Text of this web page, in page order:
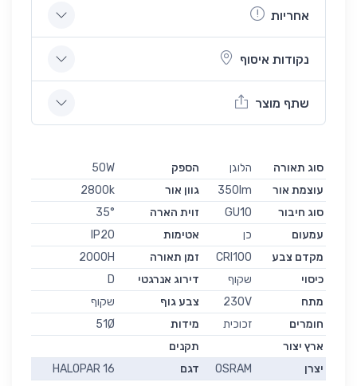
אחריות
נקודות איסוף
שתף מוצר
סוג תאורה הלוגן הספק
50W
עוצמת אור
350lm גוון אור
2800k
סוג חיבור
GU10 זוית הארה
35°
עמעום
כן אטימות
IP20
מקדם צבע
CRI100 זמן תאורה
2000H
כיסוי
שקוף דירוג אנרגטי
D
מתח
230V צבע גוף
שקוף
חומרים
זכוכית מידות
51Ø
ארץ יצור
תקנים
יצרן
OSRAM דגם HALOPAR 16